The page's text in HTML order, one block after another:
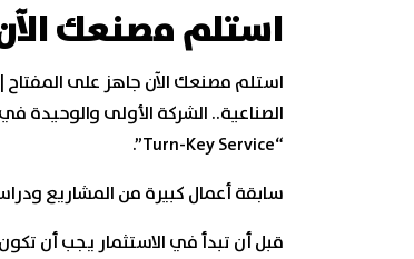
استلم مصنعك
استلم مصنعك الآن جاهز على المفتاح |
الصناعية.. الشركة الأولى
“Turn-Key Service”.
سابقة أعمال كبيرة من المشاريع
قبل أن تبدأ في الاستثمار يجب أن